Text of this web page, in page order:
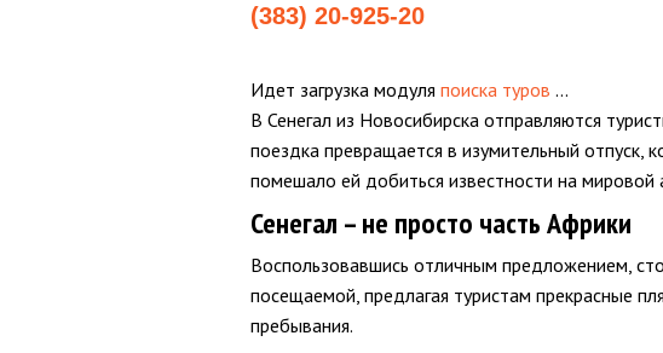
(383) 20-925-20
Идет загрузка модуля поиска туров …
В Сенегал из Новосибирска отправляются
поездка превращается в изумительный отпуск,
помешало ей добиться известности на мировой
Сенегал – не просто часть Африки
Воспользовавшись отличным предложением,
посещаемой, предлагая туристам прекрасные
пребывания.